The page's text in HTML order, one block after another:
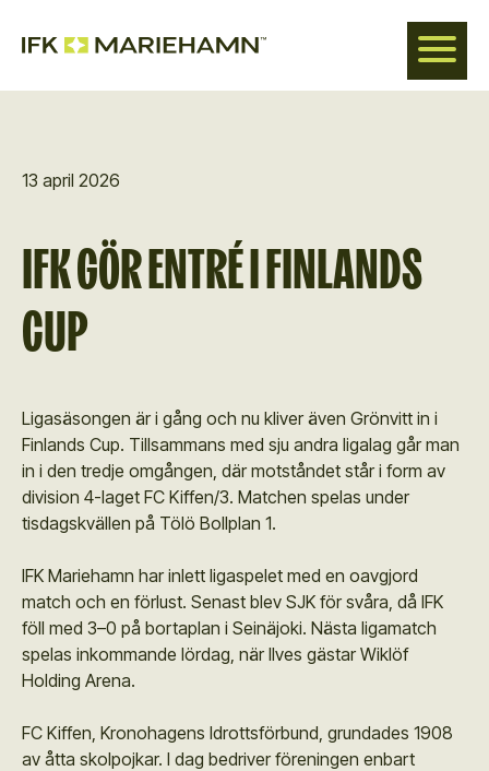
13 april 2026
IFK GÖR ENTRÉ I FINLANDS
CUP
Ligasäsongen är i gång och nu kliver även Grönvitt in i
Finlands Cup. Tillsammans med sju andra ligalag går man
in i den tredje omgången, där motståndet står i form av
division 4-laget FC Kiffen/3. Matchen spelas under
tisdagskvällen på Tölö Bollplan 1.
IFK Mariehamn har inlett ligaspelet med en oavgjord
match och en förlust. Senast blev SJK för svåra, då IFK
föll med 3–0 på bortaplan i Seinäjoki. Nästa ligamatch
spelas inkommande lördag, när Ilves gästar Wiklöf
Holding Arena.
FC Kiffen, Kronohagens Idrottsförbund, grundades 1908
av åtta skolpojkar. I dag bedriver föreningen enbart